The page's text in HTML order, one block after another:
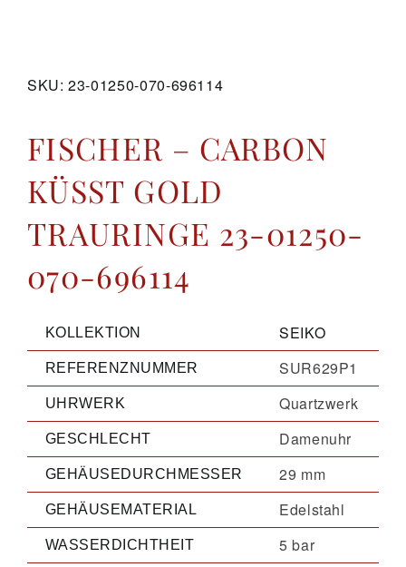
SKU:23-01250-070-696114
FISCHER – CARBON
KÜSST GOLD
TRAURINGE 23-01250-
070-696114
KOLLEKTION SEIKO
REFERENZNUMMER SUR629P1
UHRWERK Quartzwerk
GESCHLECHT Damenuhr
GEHÄUSEDURCHMESSER 29 mm
GEHÄUSEMATERIAL Edelstahl
WASSERDICHTHEIT 5 bar